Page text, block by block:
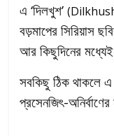
এ ‘দিলখুশ’
বড়মাপের সিরিয়াস
আর কিছুদিনের
সবকিছু ঠিক থাকলে
প্রসেনজিৎ-